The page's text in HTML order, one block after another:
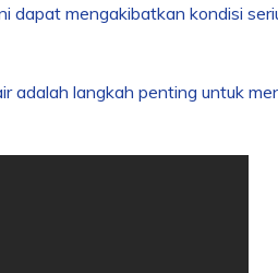
dapat mengakibatkan kondisi
adalah langkah penting untuk